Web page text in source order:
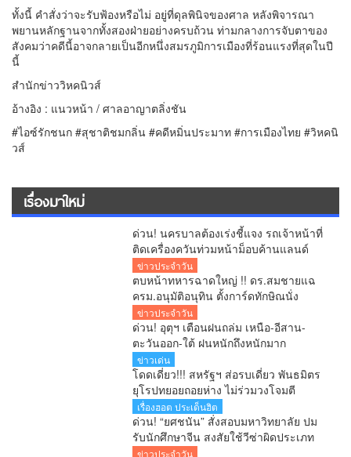
ทั้งนี้ คำสั่งว่าจะรับฟ้องหรือไม่ อยู่ที่ดุลพินิจของศาล หลังพิจารณา
พยานหลักฐานจากทั้งสองฝ่ายอย่างครบถ้วน ท่ามกลางการจับตาของ
สังคมว่าคดีนี้อาจกลายเป็นอีกหนึ่งสมรภูมิการเมืองที่ร้อนแรงที่สุดในปี
นี้
สำนักข่าววิหคนิวส์
อ้างอิง : แนวหน้า / ศาลอาญาตลิ่งชัน
#ไอซ์รักชนก #สุชาติชมกลิ่น #คดีหมิ่นประมาท #การเมืองไทย #วิหคนิ
วส์
เรื่องมาใหม่
ด่วน! นครบาลต้องเร่งชี้แจง รถเจ้าหน้าที่
ติดเครื่องควันท่วมหน้าม็อบค้านแลนด์
บริดจ์ คลิปว่อนโซเชียล!
ข่าวประจำวัน
ตบหน้าทหารฉาดใหญ่ !! ดร.สมชายแฉ
ครม.อนุมัติอนุทิน ตั้งการ์ดทักษิณนั่ง
ผอ.ปฎิรูปประเทศ ระดับ C11 จับโป๊ะ
หลานทักษิณชงเอง
ข่าวประจำวัน
ด่วน! อุตุฯ เตือนฝนถล่ม เหนือ-อีสาน-
ตะวันออก-ใต้ ฝนหนักถึงหนักมาก
กทม.ฝนตก 70% คลื่นทะเลสูง
ข่าวเด่น
โดดเดี่ยว!!! สหรัฐฯ ส่อรบเดี่ยว พันธมิตร
ยุโรปทยอยถอยห่าง ไม่ร่วมวงโจมตี
อิหร่าน
เรื่องฮอต ประเด็นฮิต
ด่วน! “ยศชนัน” สั่งสอบมหาวิทยาลัย ปม
รับนักศึกษาจีน สงสัยใช้วีซ่าผิดประเภท
ลั่นพบจะเอาผิด
ข่าวประจำวัน